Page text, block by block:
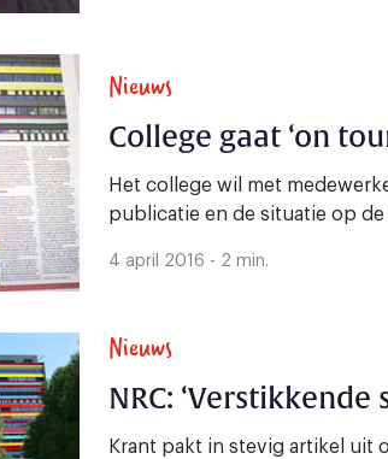
Nieuws
College gaat ‘on
Het college wil met
publicatie en de situatie op
4 april 2016 - 2 min.
Nieuws
NRC: ‘Verstikkende
Krant pakt in stevig artikel uit